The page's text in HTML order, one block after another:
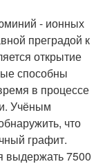
- ионных
преградой к
открытие
способны
в процессе
Учёным
что
графит.
выдержать 7500